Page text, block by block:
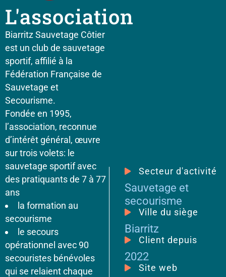
L'association
Biarritz Sauvetage Côtier
est un club de sauvetage
sportif, affilié à la
Fédération Française de
Sauvetage et
Secourisme.
Fondée en 1995,
l’association, reconnue
d’intérêt général, œuvre
sur trois volets: le
sauvetage sportif avec
des pratiquants de 7 à 77
ans
la formation au
secourisme
le secours
opérationnel avec 90
secouristes bénévoles
qui se relaient chaque
Secteur d'activité
Sauvetage et
secourisme
Ville du siège
Biarritz
Client depuis
2022
Site web